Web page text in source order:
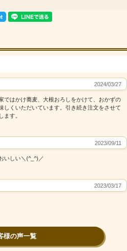
2024/03/27
ではかけ蕎麦、大根おろしをかけて、おかずの
しくいただいています。引き続き注文をさせて
ます。
2023/09/11
いしい＼(^_^)／
2023/03/17
様の声一覧